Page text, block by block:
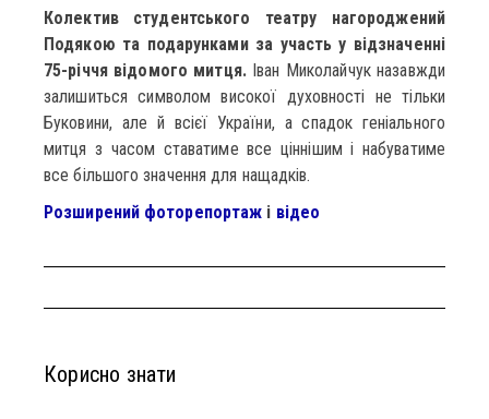
Колектив студентського театру нагороджений
Подякою та подарунками за участь у відзначенні
75-річчя відомого митця.Іван Миколайчук назавжди
залишиться символом високої духовності не тільки
Буковини, але й всієї України, а спадок геніального
митця з часом ставатиме все ціннішим і набуватиме
все більшого значення для нащадків.
Розширений фоторепортаж і відео
Корисно знати